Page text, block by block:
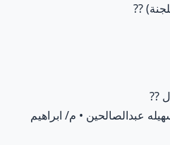
??
??
عبدالصالحين • م/ ابراهيم